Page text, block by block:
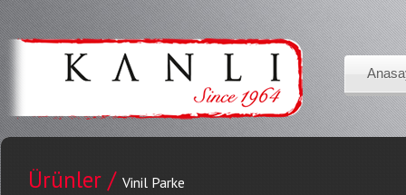
Ürünler / Vinil Parke